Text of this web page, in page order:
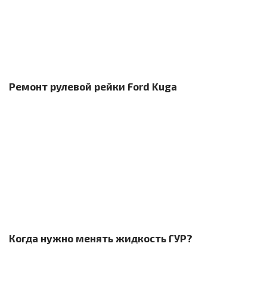
Ремонт рулевой рейки Ford Kuga
Когда нужно менять жидкость ГУР?